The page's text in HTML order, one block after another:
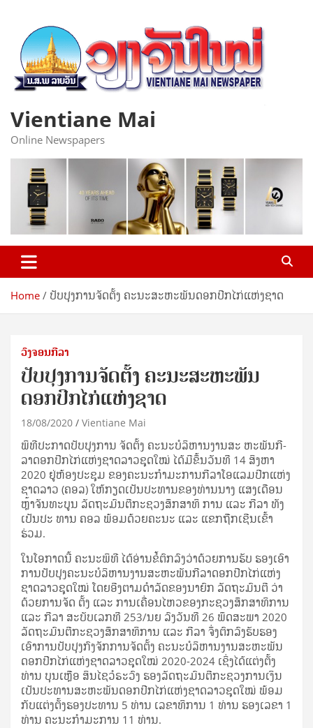
content
Vientiane Mai
Online Newspapers
Home ປັບປຸງການຈັດຕັ້ງ ຄະນະສະຫະພັນດອກປີກໄກ່ແຫ່ງຊາດ
ວົງຈອນກີລາ
ປັບປຸງການຈັດຕັ້ງ ຄະນະສະຫະພັນ
ດອກປີກໄກ່ແຫ່ງຊາດ
18/08/2020 Vientiane Mai
ພິ­ທີ​ປະ­ກາດ​ປັບ­ປຸງ​ການ ຈັດ​ຕັ້ງ ຄະ­ນະ​ບໍ­ລິ­ຫານ​ງານ​ສະ ຫະ​ພັນ​ກີ­
ລາ​ດອກ​ປີກ​ໄກ່​ແຫ່ງ​ຊາດ​ລາວ​ຊຸດ​ໃໝ່ ໄດ້​ມີ​ຂຶ້ນ​ວັນ​ທີ 14 ສິງ­ຫາ
2020 ຢູ່​ຫ້ອງ​ປະ­ຊຸມ ຂອງ​ຄະ­ນະ​ກຳ­ມະ­ການ​ກີ­ລາ​ໂອ​ແລມ​ປີກ​ແຫ່ງ​
ຊາດ​ລາວ (ຄອລ) ໃຫ້​ກຽດ​ເປັນ​ປະ­ທານ​ຂອງ​ທ່ານ​ນາງ ແສງ​ເດືອນ
ຫຼ້າ​ຈັນ­ທະ​ບູນ ລັດ­ຖະ­ມົນ­ຕີ​ກະ­ຊວງ​ສຶກ​ສາ​ທິ ການ ແລະ ກີ­ລາ ທັງ​
ເປັນ​ປະ ທານ ຄອລ ພ້ອມ​ດ້ວຍ​ຄະ­ນະ ແລະ ແຂກ​ຖືກ​ເຊີນ​ເຂົ້າ​
ຮ່ວມ.
ໃນ​ໂອ­ກາດ​ນີ້ ຄະ­ນະ​ພິ­ທີ ໄດ້​ອ່ານ​ຂໍ້​ຕົກ­ລົງ​ວ່າ​ດ້ວຍ​ການ​ຮັບ ຮອງ​ເອົາ​
ການ​ປັບ­ປຸງ​ຄະ­ນະ​ບໍ­ລິ­ຫານ​ງານ​ສະ­ຫະ­ພັນ​ກີ­ລາ​ດອກ​ປີກ​ໄກ່​ແຫ່ງ​
ຊາດ​ລາວ​ຊຸດ​ໃໝ່ ໂດຍ​ອີງ​ຕາມ​ດຳ­ລັດ​ຂອງ​ນາ­ຍົກ ລັດ­ຖະ­ມົນ­ຕີ ວ່າ​
ດ້ວຍ​ການ​ຈັດ ຕັ້ງ ແລະ ການ­ເຄື່ອນ­ໄຫວ​ຂອງ​ກະ­ຊວງ​ສຶກ​ສາ​ທິ​ການ
ແລະ ກີ­ລາ ສະ­ບັບ​ເລກ​ທີ 253/ນຍ ລົງ​ວັນ​ທີ 26 ພຶດ­ສະ­ພາ 2020
ລັດ­ຖະ­ມົນ­ຕີ​ກະ­ຊວງ​ສຶກ​ສາ​ທິ​ການ ແລະ ກີ­ລາ ຈຶ່ງ​ຕົກ­ລົງ​ຮັບ­ຮອງ​
ເອົາ​ການ​ປັບ­ປຸງ​ກົງ­ຈັກ​ການ­ຈັດ­ຕັ້ງ ຄະ­ນະ​ບໍ­ລິ­ຫານ​ງານ​ສະ­ຫະ­ພັນ​
ດອກ​ປີກ​ໄກ່​ແຫ່ງ​ຊາດ​ລາວ​ຊຸດ​ໃໝ່ 2020-2024 ເຊິ່ງ​ໄດ້​ແຕ່ງ­ຕັ້ງ​
ທ່ານ ບຸນ​ເຫຼືອ ສິນ​ໄຊ​ວໍ​ຣະ​ວົງ ຮອງ​ລັດ­ຖະ­ມົນ­ຕີ​ກະ­ຊວງ​ການ​ເງິນ
ເປັນ​ປະ­ທານ​ສະ­ຫະ­ພັນ​ດອກ​ປີກ​ໄກ່​ແຫ່ງ​ຊາດ​ລາວ​ຊຸດ​ໃໝ່ ພ້ອມ​
ກັບ​ແຕ່ງ­ຕັ້ງ​ຮອງ​ປະ­ທານ 5 ທ່ານ ເລ­ຂາ­ທິ­ການ 1 ທ່ານ ຮອງ​ເລ­ຂາ 1
ທ່ານ ຄະ­ນະ​ກຳ­ມະ­ການ 11 ທ່ານ.